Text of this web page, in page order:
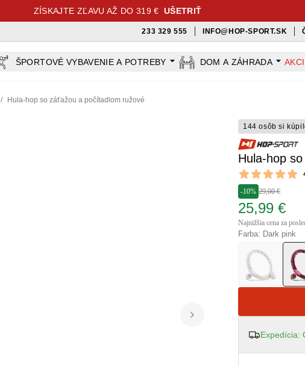
ZÍSKAJTE ZĽAVU AŽ DO 319 € UŠETRIŤ
233 329 555 INFO@HOP-SPORT.SK
ŠPORTOVÉ VYBAVENIE A POTREBY DOM A ZÁHRADA
/ Hula-hop so záťažou a počítadlom ružové
144 osôb si
Hula-hop
Reviews
4.55 out of 5 stars
-10% 29,00 €
25,99 €
Najnižšia cena za
Farba: Dark pink
Expedícia: